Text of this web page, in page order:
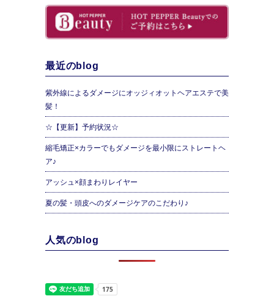
最近のblog
紫外線によるダメージにオッジィオットヘアエステで美
髪！
☆【更新】予約状況☆
縮毛矯正×カラーでもダメージを最小限にストレートヘ
ア♪
アッシュ×顔まわりレイヤー
夏の髪・頭皮へのダメージケアのこだわり♪
人気のblog